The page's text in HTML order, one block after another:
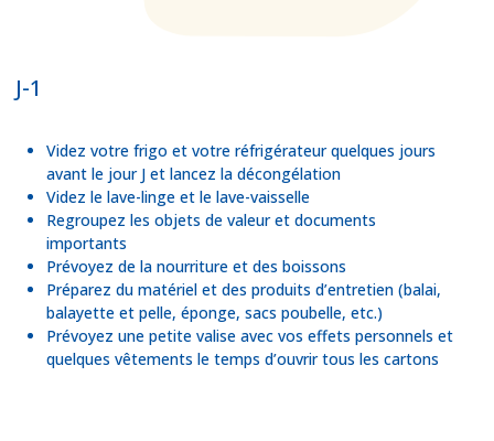
J-1
Videz votre frigo et votre réfrigérateur quelques jours
avant le jour J et lancez la décongélation
Videz le lave-linge et le lave-vaisselle
Regroupez les objets de valeur et documents
importants
Prévoyez de la nourriture et des boissons
Préparez du matériel et des produits d’entretien (balai,
balayette et pelle, éponge, sacs poubelle, etc.)
Prévoyez une petite valise avec vos effets personnels et
quelques vêtements le temps d’ouvrir tous les cartons